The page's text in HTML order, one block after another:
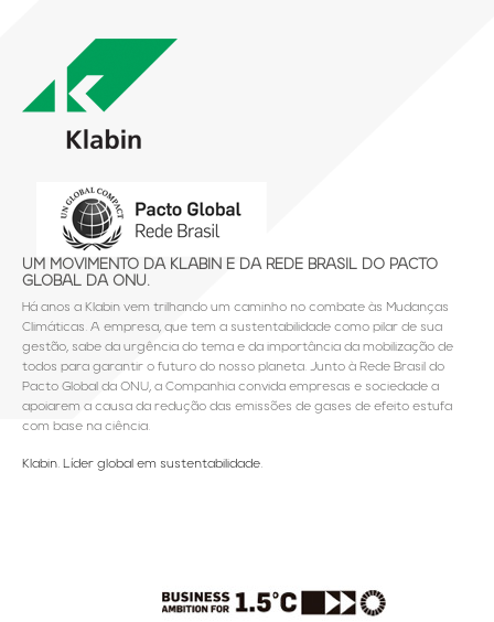
UM MOVIMENTO DA KLABIN E DA REDE BRASIL DO PACTO
GLOBAL DA ONU.
Há anos a Klabin vem trilhando um caminho no combate às Mudanças
Climáticas. A empresa, que tem a sustentabilidade como pilar de sua
gestão, sabe da urgência do tema e da importância da mobilização de
todos para garantir o futuro do nosso planeta. Junto à Rede Brasil do
Pacto Global da ONU, a Companhia convida empresas e sociedade a
apoiarem a causa da redução das emissões de gases de efeito estufa
com base na ciência.
Klabin. Líder global em sustentabilidade.